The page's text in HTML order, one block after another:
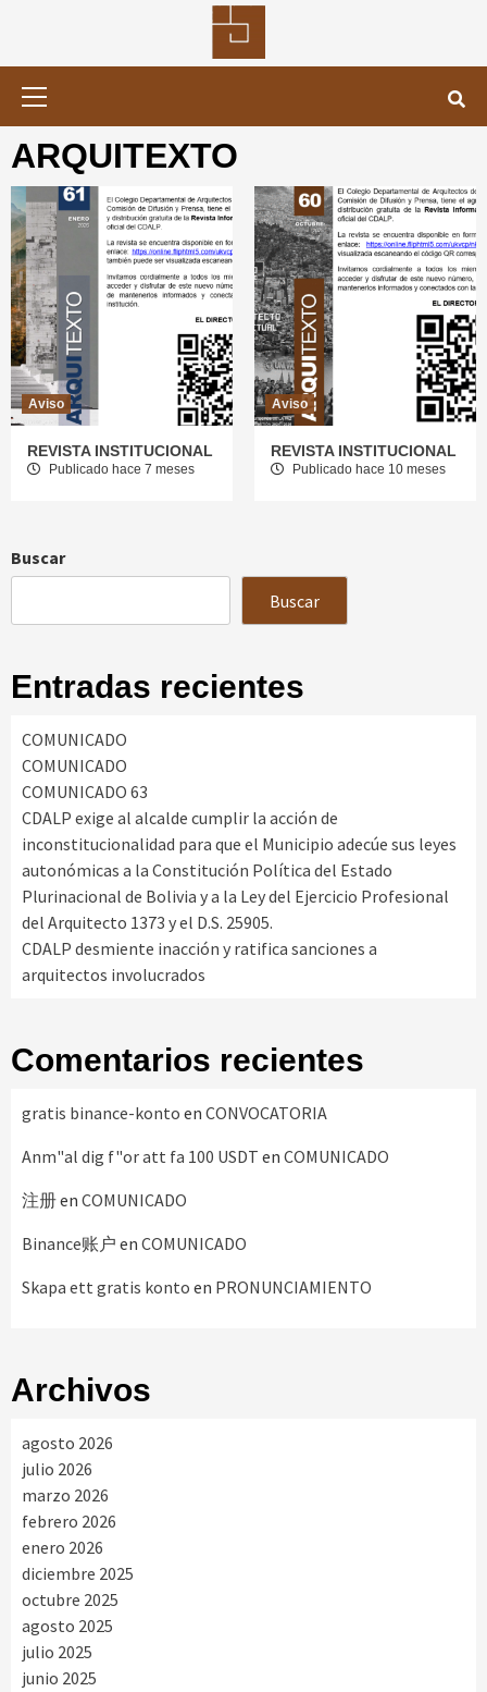
contenido
ARQUITEXTO
Aviso
REVISTA INSTITUCIONAL
Publicado hace 7 meses
Aviso
REVISTA INSTITUCIONAL
Publicado hace 10 meses
Buscar
Buscar
Entradas recientes
COMUNICADO
COMUNICADO
COMUNICADO 63
CDALP exige al alcalde cumplir la acción de
inconstitucionalidad para que el Municipio adecúe sus leyes
autonómicas a la Constitución Política del Estado
Plurinacional de Bolivia y a la Ley del Ejercicio Profesional
del Arquitecto 1373 y el D.S. 25905.
CDALP desmiente inacción y ratifica sanciones a
arquitectos involucrados
Comentarios recientes
gratis binance-konto en CONVOCATORIA
Anm"al dig f"or att fa 100 USDT en COMUNICADO
注册en COMUNICADO
Binance账户 en COMUNICADO
Skapa ett gratis konto en PRONUNCIAMIENTO
Archivos
agosto 2026
julio 2026
marzo 2026
febrero 2026
enero 2026
diciembre 2025
octubre 2025
agosto 2025
julio 2025
junio 2025